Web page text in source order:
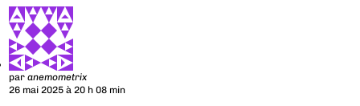
paranemometrix
26 mai 2025 à 20 h 08 min